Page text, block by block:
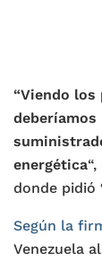
“Viendo los
deberíamos
energética
donde pidió
Según la
Venezuela